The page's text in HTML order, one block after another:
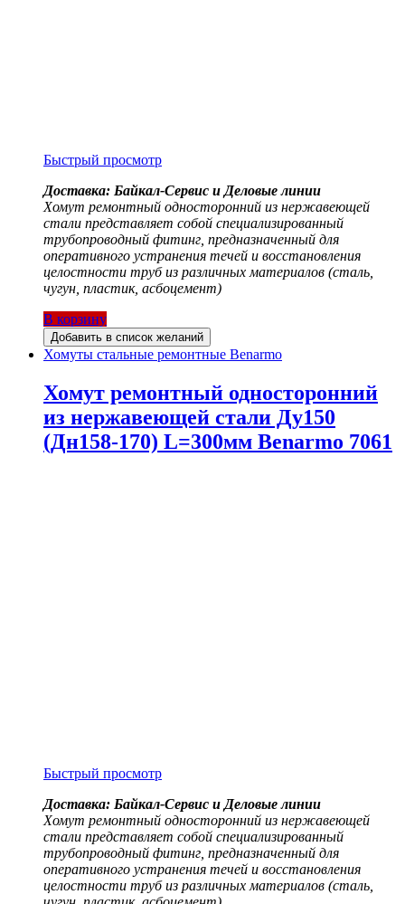
Быстрый просмотр
Доставка: Байкал-Сервис и Деловые линии
Хомут ремонтный односторонний из нержавеющей
стали представляет собой специализированный
трубопроводный фитинг, предназначенный для
оперативного устранения течей и восстановления
целостности труб из различных материалов (сталь,
чугун, пластик, асбоцемент)
В корзину
Добавить в список желаний
Хомуты стальные ремонтные Benarmo
Хомут ремонтный односторонний
из нержавеющей стали Ду150
(Дн158-170) L=300мм Benarmo 7061
Быстрый просмотр
Доставка: Байкал-Сервис и Деловые линии
Хомут ремонтный односторонний из нержавеющей
стали представляет собой специализированный
трубопроводный фитинг, предназначенный для
оперативного устранения течей и восстановления
целостности труб из различных материалов (сталь,